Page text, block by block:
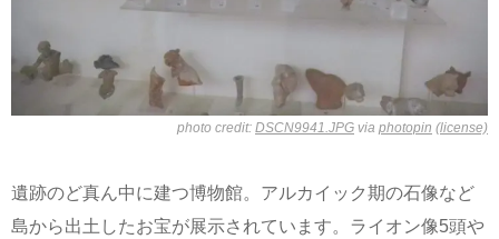
photo credit: DSCN9941.JPG via photopin (license)
遺跡のど真ん中に建つ博物館。アルカイック期の石像など
島から出土したお宝が展示されています。ライオン像5頭や